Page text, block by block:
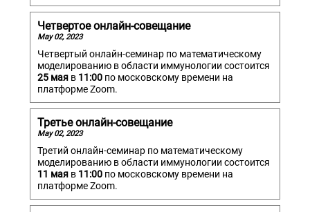
Четвертое онлайн-совещание
May 02, 2023
Четвертый онлайн-семинар по математическому
моделированию в области иммунологии состоится
25 маяв 11:00по московскому времени на
платформе Zoom.
Третье онлайн-совещание
May 02, 2023
Третий онлайн-семинар по математическому
моделированию в области иммунологии состоится
11 маяв 11:00по московскому времени на
платформе Zoom.